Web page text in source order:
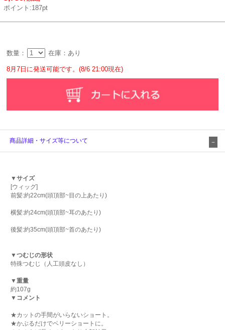
ポイント:187pt
数量： 在庫：あり
8月7日に発送可能です。(8/6 21:00現在)
商品詳細・サイズ等について
▼サイズ
[ウィッグ]
前髪:約22cm(頭頂部~目の上あたり)
横髪:約24cm(頭頂部~耳のあたり)
後髪:約35cm(頭頂部~首のあたり)
▼つむじの形状
特殊つむじ（人工頭皮なし）
▼重量
約107g
▼コメント
★カットの手間がいらないショート。
★かぶるだけでベリーショートに。